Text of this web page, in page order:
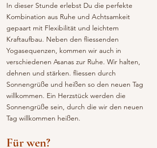
In dieser Stunde erlebst Du die perfekte
Kombination aus Ruhe und Achtsamkeit
gepaart mit Flexibilität und leichtem
Kraftaufbau. Neben den fliessenden
Yogasequenzen, kommen wir auch in
verschiedenen Asanas zur Ruhe. Wir halten,
dehnen und stärken. fliessen durch
Sonnengrüße und heißen so den neuen Tag
willkommen. Ein Herzstück werden die
Sonnengrüße sein, durch die wir den neuen
Tag willkommen heißen.
Für wen?